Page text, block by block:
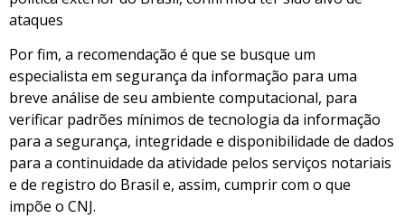
ataques
Por fim, a recomendação é que se busque um
especialista em segurança da informação para uma
breve análise de seu ambiente computacional, para
verificar padrões mínimos de tecnologia da informação
para a segurança, integridade e disponibilidade de dados
para a continuidade da atividade pelos serviços notariais
e de registro do Brasil e, assim, cumprir com o que
impõe o CNJ.